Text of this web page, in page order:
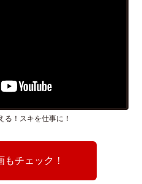
る！スキを仕事に！
チェック！